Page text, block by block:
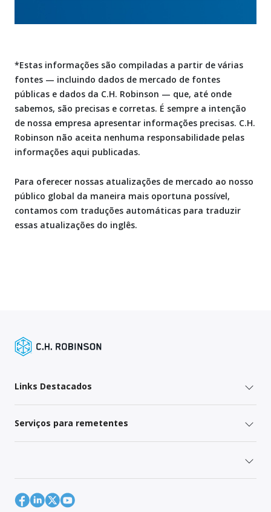
*Estas informações são compiladas a partir de várias
fontes — incluindo dados de mercado de fontes
públicas e dados da C.H. Robinson — que, até onde
sabemos, são precisas e corretas. É sempre a intenção
de nossa empresa apresentar informações precisas. C.H.
Robinson não aceita nenhuma responsabilidade pelas
informações aqui publicadas.
Para oferecer nossas atualizações de mercado ao nosso
público global da maneira mais oportuna possível,
contamos com traduções automáticas para traduzir
essas atualizações do inglês.
Links Destacados
Serviços para remetentes